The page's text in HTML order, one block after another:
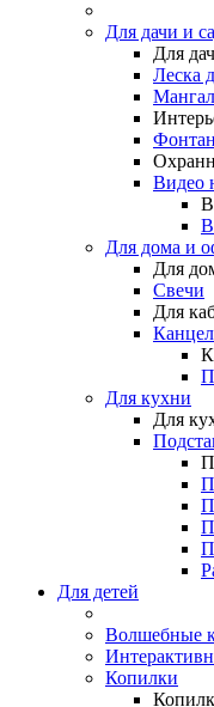
Для дачи и
Для
Леска
Видео
Для дома и
Для
Свечи
Для
Для кухни
Для
Для детей
Волшебные
Копилки